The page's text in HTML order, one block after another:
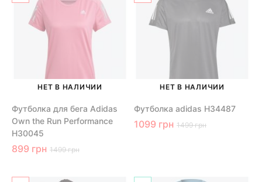
НЕТ В НАЛИЧИИ
Футболка для бега Adidas
Own the Run Performance
H30045
899 грн 1499 грн
НЕТ В НАЛИЧИИ
Футболка adidas H34487
1099 грн 1499 грн